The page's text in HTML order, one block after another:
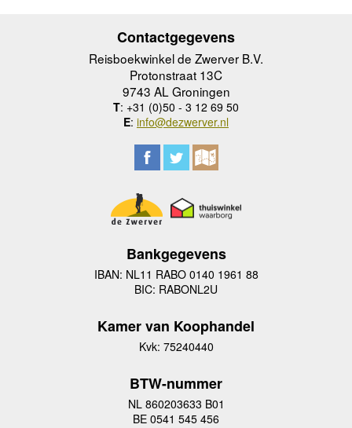
Contactgegevens
Reisboekwinkel de Zwerver B.V.
Protonstraat 13C
9743 AL Groningen
T: +31 (0)50 - 3 12 69 50
E: info@dezwerver.nl
Bankgegevens
IBAN: NL11 RABO 0140 1961 88
BIC: RABONL2U
Kamer van Koophandel
Kvk: 75240440
BTW-nummer
NL 860203633 B01
BE 0541 545 456